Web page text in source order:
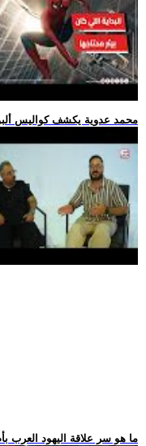
.. محمد عدوية يكشف كواليس
.. ما هو سر علاقة اليهود العرب